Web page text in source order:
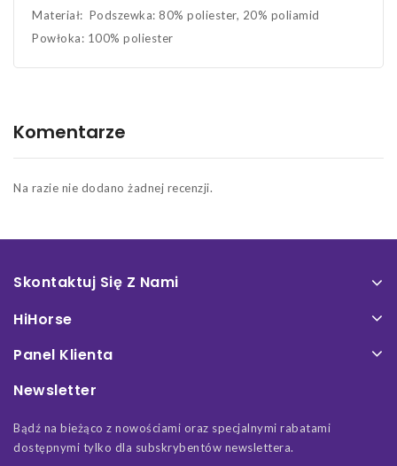
Materiał: Podszewka: 80% poliester, 20% poliamid
Powłoka: 100% poliester
Komentarze
Na razie nie dodano żadnej recenzji.
Skontaktuj Się Z Nami
HiHorse
Panel Klienta
Newsletter
Bądź na bieżąco z nowościami oraz specjalnymi rabatami
dostępnymi tylko dla subskrybentów newslettera.